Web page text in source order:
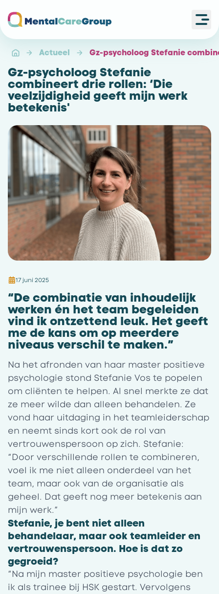
Actueel Gz-psycholoog Stefanie
Gz-psycholoog Stefanie
combineert drie rollen: ‘Die
veelzijdigheid geeft mijn werk
betekenis'
17 juni 2025
“De combinatie van inhoudelijk
werken én het team begeleiden
vind ik ontzettend leuk. Het geeft
me de kans om op meerdere
niveaus verschil te maken.”
Na het afronden van haar master positieve
psychologie stond Stefanie Vos te popelen
om cliënten te helpen. Al snel merkte ze dat
ze meer wilde dan alleen behandelen. Ze
vond haar uitdaging in het teamleiderschap
en neemt sinds kort ook de rol van
vertrouwenspersoon op zich. Stefanie:
“Door verschillende rollen te combineren,
voel ik me niet alleen onderdeel van het
team, maar ook van de organisatie als
geheel. Dat geeft nog meer betekenis aan
mijn werk.”
Stefanie, je bent niet alleen
behandelaar, maar ook teamleider en
vertrouwenspersoon. Hoe is dat zo
gegroeid?
“Na mijn master positieve psychologie ben
ik als trainee bij HSK gestart. Vervolgens